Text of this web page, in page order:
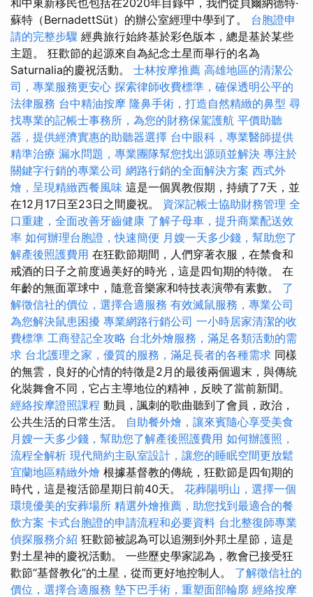
和中東新移民也包括在2020年目錄中，我們從貝爾納德特·
蘇特（BernadettSüt）的辦公室經理中學到了。 台胞證申
請的完整步驟 經典旅行始終基於彩色版本，總是基於某些
主題。 狂歡節的起源來自為紀念土星而舉行的名為
Saturnalia的慶祝活動。 士林按摩推薦 高雄地區的清潔公
司，專業服務更安心 探索律師收費標準，確保透明公平的
法律服務 台中精油按摩 隆鼻手術，打造自然精緻的鼻型 尋
找專業的記帳士事務所，為您的財務保駕護航 平價助聽
器，提供經濟實惠的助聽器選擇 台中眼科，專業醫師提供
精準治療 漏水問題，專業團隊幫您找出源頭並解決 專注於
關鍵字行銷的專業公司 網路行銷的全面解決方案 西式外
燴，呈現精緻西餐風味 這是一個異教假期，持續了7天，並
在12月17日至23日之間慶祝。 資深記帳士協助財務管理 全
口重建，全面改善牙齒健康 了解子母車，提升商業配送效
率 如何辦理台胞證，快速簡便 月嫂一天多少錢，幫助您了
解產後照護費用 在狂歡節期間，人們穿著衣服，在禁食和
戒酒的日子之前度過美好的時光，這是四旬期的特徵。 在
年齡的無面罩球中，隨意音樂家和特技表演帶有素數。 了
解徵信社的價位，選擇合適服務 有效滅鼠服務，專業公司
為您解決鼠患困擾 專業網路行銷公司 一小時居家清潔的收
費標準 工商登記全攻略 台北外燴服務，滿足各類活動的需
求 台北護理之家，優質的服務，滿足長者的各種需求 同樣
的無雲，良好的心情的特徵是2月的最後兩個週末，與傳統
化裝舞會不同，它占主導地位的精神，反映了當前新聞。
經絡按摩證照課程 動員，諷刺的歌曲聽到了會員，政治，
公共生活的日常生活。 自助餐外燴，讓來賓隨心享受美食
月嫂一天多少錢，幫助您了解產後照護費用 如何辦護照，
流程全解析 現代簡約主臥室設計，讓您的睡眠空間更放鬆
宜蘭地區精緻外燴 根據基督教的傳統，狂歡節是四旬期的
時代，這是複活節星期日前40天。 花葬陽明山，選擇一個
環境優美的安葬場所 精選外燴推薦，助您找到最適合的餐
飲方案 卡式台胞證的申請流程和必要資料 台北整復師專業
偵探服務介紹 狂歡節被認為可以追溯到外邦土星節，這是
對土星神的慶祝活動。 一些歷史學家認為，教會已接受狂
歡節“基督教化”的土星，從而更好地控制人。 了解徵信社的
價位，選擇合適服務 墊下巴手術，重塑面部輪廓 經絡按摩